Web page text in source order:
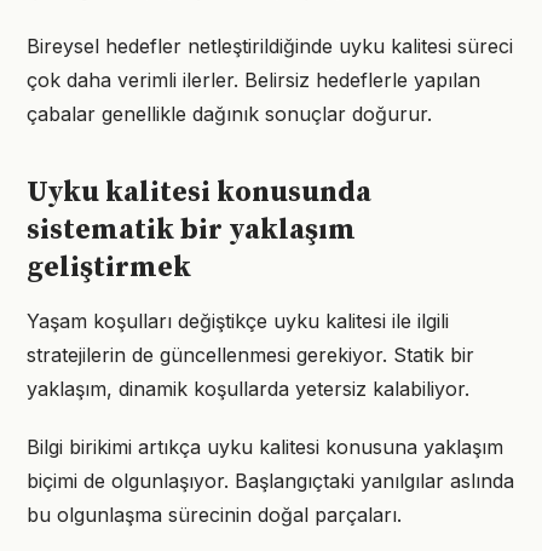
Bireysel hedefler netleştirildiğinde uyku kalitesi süreci
çok daha verimli ilerler. Belirsiz hedeflerle yapılan
çabalar genellikle dağınık sonuçlar doğurur.
Uyku kalitesi konusunda
sistematik bir yaklaşım
geliştirmek
Yaşam koşulları değiştikçe uyku kalitesi ile ilgili
stratejilerin de güncellenmesi gerekiyor. Statik bir
yaklaşım, dinamik koşullarda yetersiz kalabiliyor.
Bilgi birikimi artıkça uyku kalitesi konusuna yaklaşım
biçimi de olgunlaşıyor. Başlangıçtaki yanılgılar aslında
bu olgunlaşma sürecinin doğal parçaları.